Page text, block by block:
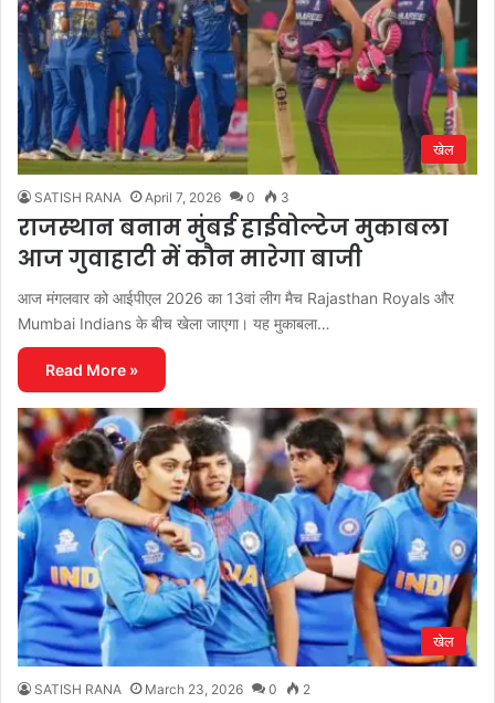
खेल
SATISH RANA April 7, 2026 0 3
राजस्थान बनाम मुंबई हाईवोल्टेज मुकाबला
आज गुवाहाटी में कौन मारेगा बाजी
आज मंगलवार को आईपीएल 2026 का 13वां लीग मैच Rajasthan Royals और
Mumbai Indians के बीच खेला जाएगा। यह मुकाबला…
Read More »
खेल
SATISH RANA March 23, 2026 0 2